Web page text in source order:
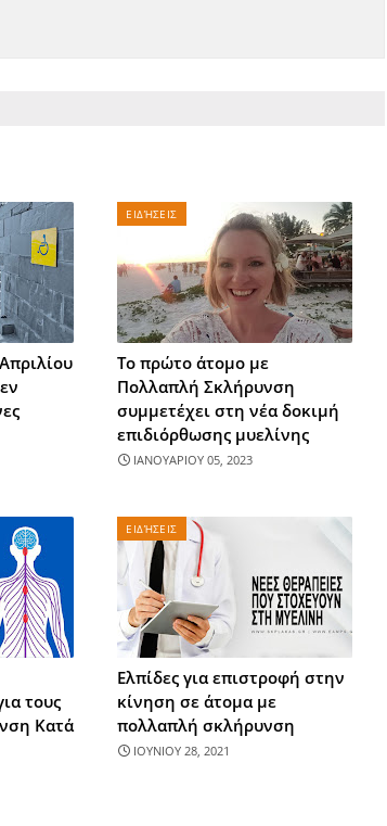
ΕΙΔΉΣΕΙΣ
Το πρώτο άτομο με
Πολλαπλή Σκλήρυνση
συμμετέχει στη νέα δοκιμή
επιδιόρθωσης μυελίνης
ΙΑΝΟΥΑΡΙΟΥ 05, 2023
τους
Κατά
ΕΙΔΉΣΕΙΣ
Ελπίδες για επιστροφή στην
κίνηση σε άτομα με
πολλαπλή σκλήρυνση
ΙΟΥΝΙΟΥ 28, 2021